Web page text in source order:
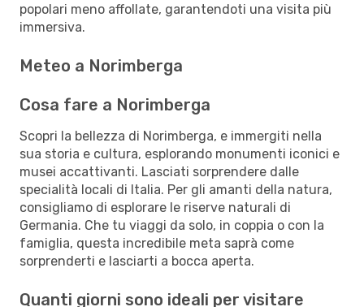
popolari meno affollate, garantendoti una visita più
immersiva.
Meteo a Norimberga
Cosa fare a Norimberga
Scopri la bellezza di Norimberga, e immergiti nella
sua storia e cultura, esplorando monumenti iconici e
musei accattivanti. Lasciati sorprendere dalle
specialità locali di Italia. Per gli amanti della natura,
consigliamo di esplorare le riserve naturali di
Germania. Che tu viaggi da solo, in coppia o con la
famiglia, questa incredibile meta saprà come
sorprenderti e lasciarti a bocca aperta.
Quanti giorni sono ideali per visitare